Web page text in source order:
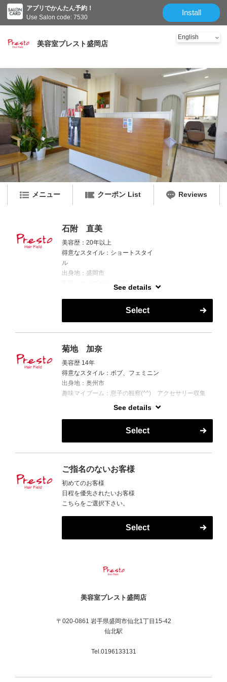
アプリでかんたん予約！
Use Salon code: 7530
Install
美容室プレスト盛岡店
メニュー クーポン List Reviews
石附 直美
美容歴：20年以上
得意なスタイル：ショートスタイ
ル
出身地：盛岡市
トーにお仕事をしています。
髪や頭皮の悩みなど、何でもご相談ください。お手入
れ楽チンでつやつやなー5歳髪を実現させましょう。
See details
Select
菊地 加奈
美容歴 14年
得意なスタイル：ボブ、フェミニン
出身地：奥州市
趣味マイブーム：息子の観察(^^) アクセサリー収集
ご来店お待ちしております！
See details
Select
ご指名のないお客様
初めてのお客様
日程を優先されたいお客様
こちらをご選択下さい。
Select
美容室プレスト盛岡店
〒020-0861 岩手県盛岡市仙北1丁目15-42
仙北駅
Tel.0196133131